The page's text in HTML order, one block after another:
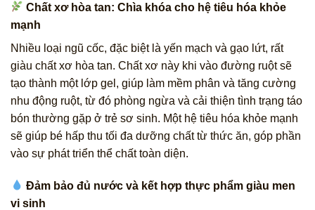
Chất xơ hòa tan: Chìa khóa cho hệ tiêu hóa khỏe
mạnh
Nhiều loại ngũ cốc, đặc biệt là yến mạch và gạo lứt, rất
giàu chất xơ hòa tan. Chất xơ này khi vào đường ruột sẽ
tạo thành một lớp gel, giúp làm mềm phân và tăng cường
nhu động ruột, từ đó phòng ngừa và cải thiện tình trạng táo
bón thường gặp ở trẻ sơ sinh. Một hệ tiêu hóa khỏe mạnh
sẽ giúp bé hấp thu tối đa dưỡng chất từ thức ăn, góp phần
vào sự phát triển thể chất toàn diện.
Đảm bảo đủ nước và kết hợp thực phẩm giàu men
vi sinh